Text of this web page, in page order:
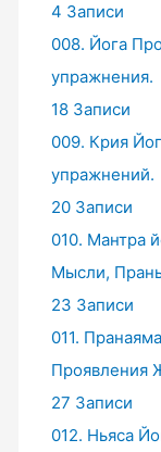
4 Записи
008. Йога
упражнения.
18 Записи
009. Крия
упражнений.
20 Записи
010. Мантра
Мысли,
23 Записи
011.
Проявления
27 Записи
012. Ньяса